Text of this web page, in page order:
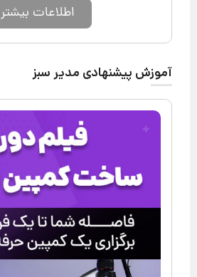
اطلاعات بیشتر
آموزش پیشنهادی مدیر سبز